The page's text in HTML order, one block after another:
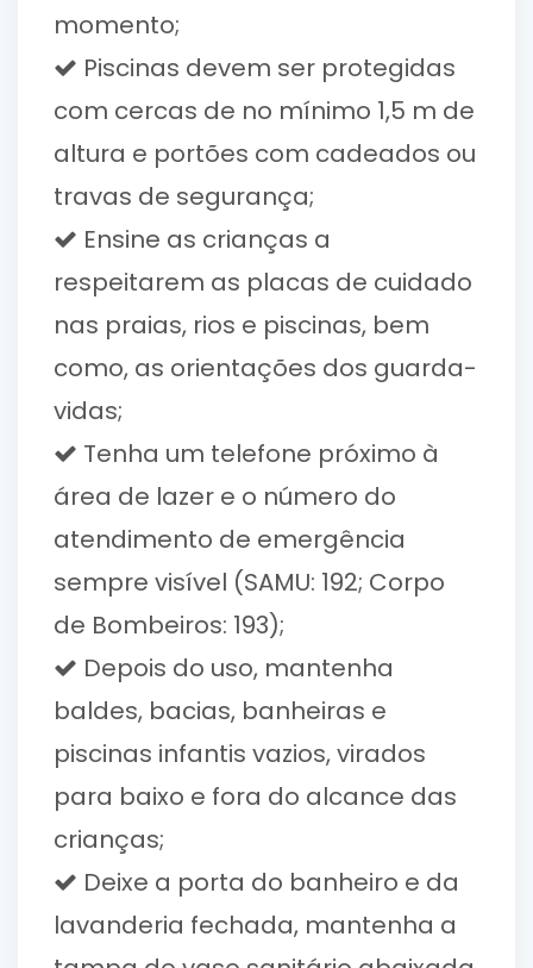
momento;
Piscinas devem ser protegidas
com cercas de no mínimo 1,5 m de
altura e portões com cadeados ou
travas de segurança;
Ensine as crianças a
respeitarem as placas de cuidado
nas praias, rios e piscinas, bem
como, as orientações dos guarda-
vidas;
Tenha um telefone próximo à
área de lazer e o número do
atendimento de emergência
sempre visível (SAMU: 192; Corpo
de Bombeiros: 193);
Depois do uso, mantenha
baldes, bacias, banheiras e
piscinas infantis vazios, virados
para baixo e fora do alcance das
crianças;
Deixe a porta do banheiro e da
lavanderia fechada, mantenha a